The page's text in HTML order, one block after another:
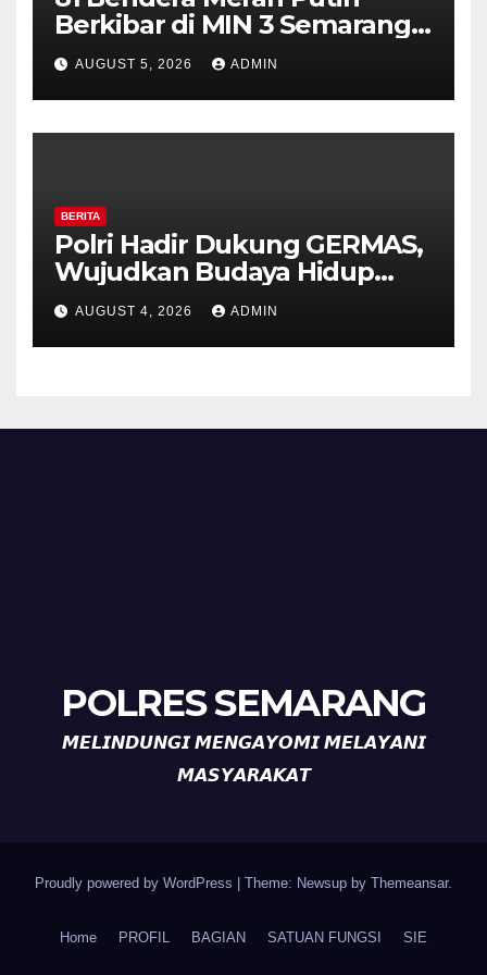
Berkibar di MIN 3 Semarang,
Bhabinkamtibmas Desa
Timpik Hadiri Peringatan
HUT ke-81 Kemerdekaan RI
AUGUST 5, 2026 ADMIN
BERITA
Polri Hadir Dukung GERMAS,
Wujudkan Budaya Hidup
Sehat di Kecamatan Pabelan
AUGUST 4, 2026 ADMIN
POLRES SEMARANG
𝙈𝙀𝙇𝙄𝙉𝘿𝙐𝙉𝙂𝙄 𝙈𝙀𝙉𝙂𝘼𝙔𝙊𝙈𝙄 𝙈𝙀𝙇𝘼𝙔𝘼𝙉𝙄
𝙈𝘼𝙎𝙔𝘼𝙍𝘼𝙆𝘼𝙏
Proudly powered by WordPress Theme: Newsup by Themeansar.
Home PROFIL BAGIAN SATUAN FUNGSI SIE